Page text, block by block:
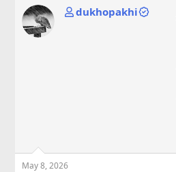
dukhopakhi
May 8, 2026